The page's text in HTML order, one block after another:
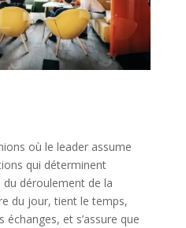
où le leader assume
qui déterminent
du déroulement de la
du jour, tient le temps,
et s’assure que